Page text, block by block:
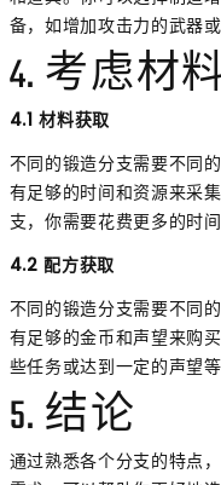
备，如增加攻击力的武器
4. 考虑材
4.1 材料获取
不同的锻造分支需要不同
有足够的时间和资源来采
支，你需要花费更多的时
4.2 配方获取
不同的锻造分支需要不同
有足够的金币和声望来购
些任务或达到一定的声望等
5. 结论
通过熟悉各个分支的特点